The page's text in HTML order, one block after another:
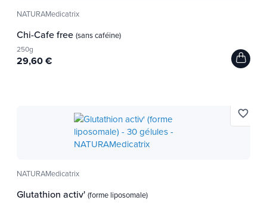
NATURAMedicatrix
Chi-Cafe free (sans caféine)
250g
29,60 €
NATURAMedicatrix
Glutathion activ' (forme liposomale)
favorite_border